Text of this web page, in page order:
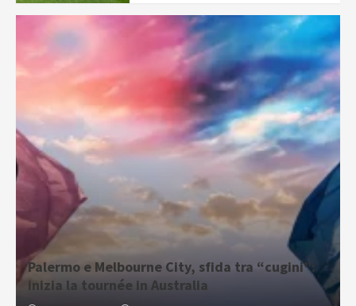
Palermo e Melbourne City, sfida tra “cugini”:
inizia la tournée in Australia